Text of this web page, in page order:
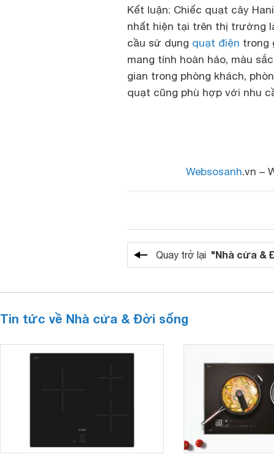
Kết luận: Chiếc quạt cây
nhất hiện tại trên thị trường
cầu sử dụng quạt điện trong
mang tính hoàn hảo, màu
gian trong phòng khách,
quạt cũng phù hợp với nhu
Websosanh.vn –
Quay trở lại "Nhà cửa &
Tin tức về Nhà cửa & Đời sống